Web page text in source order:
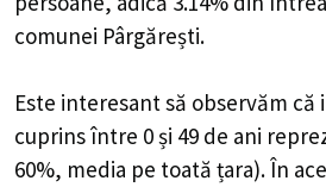
comunei Pârgărești.
Este interesant să observăm
cuprins între 0 și 49 de ani
60%, media pe toată țara). În